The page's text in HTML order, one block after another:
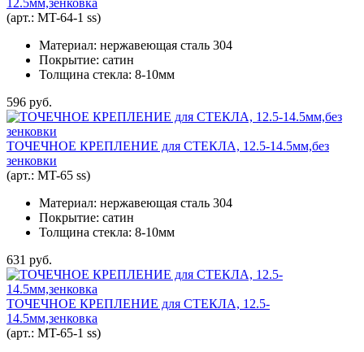
(арт.: MT-64-1 ss)
Материал: нержавеющая сталь 304
Покрытие: сатин
Толщина стекла: 8-10мм
596 руб.
ТОЧЕЧНОЕ КРЕПЛЕНИЕ для СТЕКЛА, 12.5-14.5мм,без
зенковки
(арт.: MT-65 ss)
Материал: нержавеющая сталь 304
Покрытие: сатин
Толщина стекла: 8-10мм
631 руб.
ТОЧЕЧНОЕ КРЕПЛЕНИЕ для СТЕКЛА, 12.5-
14.5мм,зенковка
(арт.: MT-65-1 ss)